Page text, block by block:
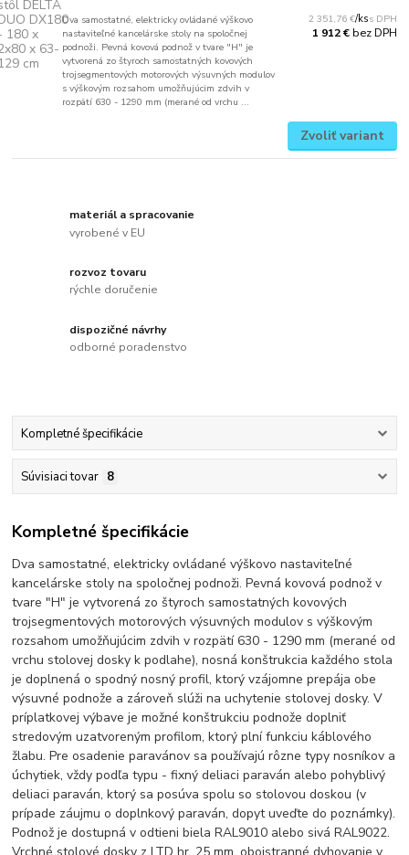
Dva samostatné, elektricky ovládané výškovo
nastaviteľné kancelárske stoly na spoločnej
podnoži. Pevná kovová podnož v tvare "H" je
vytvorená zo štyroch samostatných kovových
trojsegmentových motorových výsuvných modulov
s výškovým rozsahom umožňujúcim zdvih v
rozpätí 630 - 1290 mm (merané od vrchu ...
2 351,76 €/ks
1 912 €bez DPH
Zvoliť variant
materiál a spracovanie
vyrobené v EU
rozvoz tovaru
rýchle doručenie
dispozičné návrhy
odborné poradenstvo
Kompletné špecifikácie
Súvisiaci tovar 8
Kompletné špecifikácie
Dva samostatné, elektricky ovládané výškovo nastaviteľné
kancelárske stoly na spoločnej podnoži. Pevná kovová podnož v
tvare "H" je vytvorená zo štyroch samostatných kovových
trojsegmentových motorových výsuvných modulov s výškovým
rozsahom umožňujúcim zdvih v rozpätí 630 - 1290 mm (merané od
vrchu stolovej dosky k podlahe), nosná konštrukcia každého stola
je doplnená o spodný nosný profil, ktorý vzájomne prepája obe
výsuvné podnože a zároveň slúži na uchytenie stolovej dosky. V
príplatkovej výbave je možné konštrukciu podnože doplniť
stredovým uzatvoreným profilom, ktorý plní funkciu káblového
žlabu. Pre osadenie paravánov sa používajú rôzne typy nosníkov a
úchytiek, vždy podľa typu - fixný deliaci paraván alebo pohyblivý
deliaci paraván, ktorý sa posúva spolu so stolovou doskou (v
prípade záujmu o doplnkový paraván, dopyt uveďte do poznámky).
Podnož je dostupná v odtieni biela RAL9010 alebo sivá RAL9022.